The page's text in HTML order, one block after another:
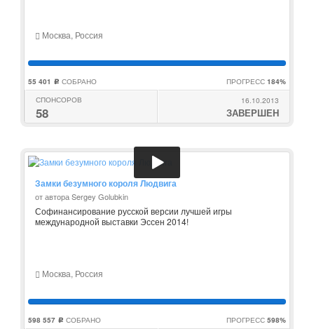
Москва, Россия
55 401 c СОБРАНО ПРОГРЕСС 184%
СПОНСОРОВ
58
16.10.2013
ЗАВЕРШЕН
Замки безумного короля Людвига
от автора Sergey Golubkin
Софинансирование русской версии лучшей игры
международной выставки Эссен 2014!
Москва, Россия
598 557 c СОБРАНО ПРОГРЕСС 598%